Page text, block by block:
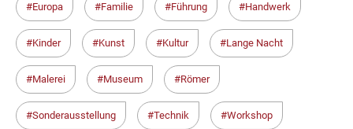
Europa Familie Führung Handwerk
Kinder Kunst Kultur Lange Nacht
Malerei Museum Römer
Sonderausstellung Technik Workshop